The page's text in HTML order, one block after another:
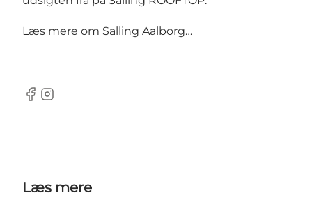
Læs mere om Salling Aalborg…
Facebook
Instagram
Læs mere